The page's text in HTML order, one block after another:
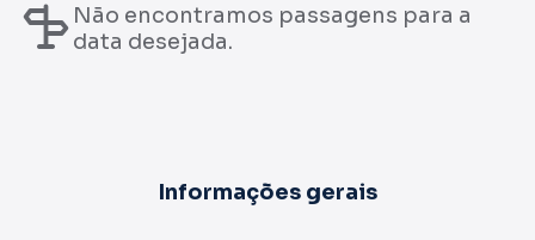
Não encontramos passagens para a
data desejada.
Informações gerais